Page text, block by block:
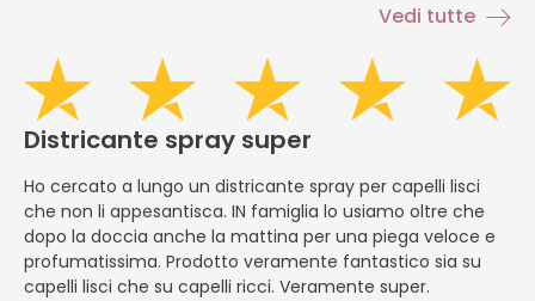
Vedi tutte
Districante spray super
Ho cercato a lungo un districante spray per capelli lisci
che non li appesantisca. IN famiglia lo usiamo oltre che
dopo la doccia anche la mattina per una piega veloce e
profumatissima. Prodotto veramente fantastico sia su
capelli lisci che su capelli ricci. Veramente super.